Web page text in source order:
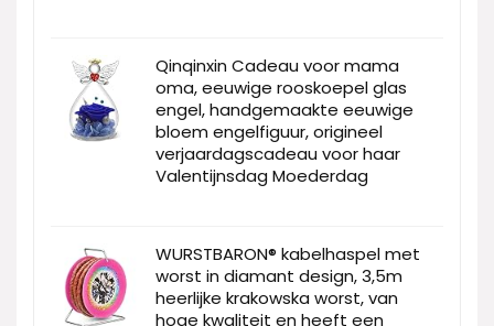
Qinqinxin Cadeau voor mama
oma, eeuwige rooskoepel glas
engel, handgemaakte eeuwige
bloem engelfiguur, origineel
verjaardagscadeau voor haar
Valentijnsdag Moederdag
WURSTBARON® kabelhaspel met
worst in diamant design, 3,5m
heerlijke krakowska worst, van
hoge kwaliteit en heeft een